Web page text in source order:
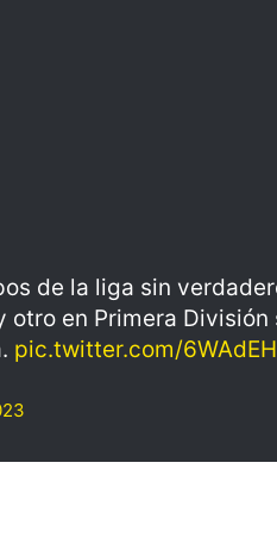
de la liga sin
en Primera División
pic.twitter.com/